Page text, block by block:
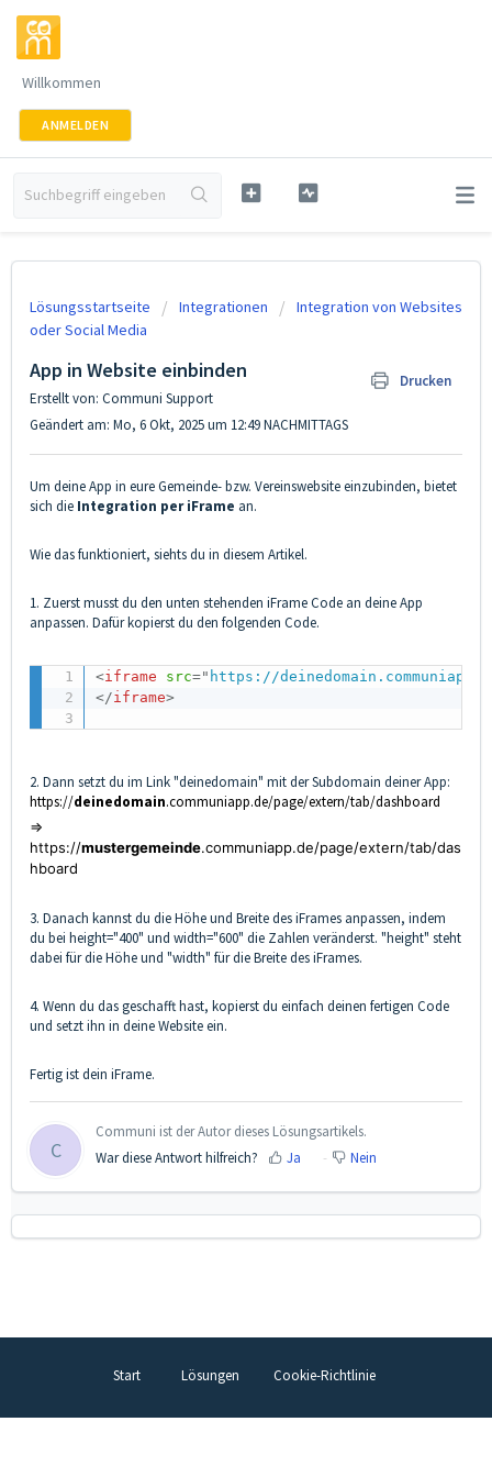
Willkommen
ANMELDEN
Lösungsstartseite Integrationen
Integration von Websites
oder Social Media
App in Website einbinden
Drucken
Erstellt von: Communi Support
Geändert am: Mo, 6 Okt, 2025 um 12:49 NACHMITTAGS
Um deine App in eure Gemeinde- bzw. Vereinswebsite einzubinden, bietet
sich die Integration per iFrame an.
Wie das funktioniert, siehts du in diesem Artikel.
1. Zuerst musst du den unten stehenden iFrame Code an deine App
anpassen. Dafür kopierst du den folgenden Code.
<iframe src=" https://
</iframe>
2. Dann setzt du im Link "deinedomain" mit der Subdomain deiner App:
https://deinedomain.communiapp.de/page/extern/tab/dashboard
=>
https://mustergemeinde.communiapp.de/page/extern/tab/das
hboard
3. Danach kannst du die Höhe und Breite des iFrames anpassen, indem
du bei height="400" und width="600" die Zahlen veränderst. "height" steht
dabei für die Höhe und "width" für die Breite des iFrames.
4. Wenn du das geschafft hast, kopierst du einfach deinen fertigen Code
und setzt ihn in deine Website ein.
Fertig ist dein iFrame.
C
Communi ist der Autor dieses Lösungsartikels.
War diese Antwort hilfreich?
Ja Nein
Start Lösungen Cookie-Richtlinie